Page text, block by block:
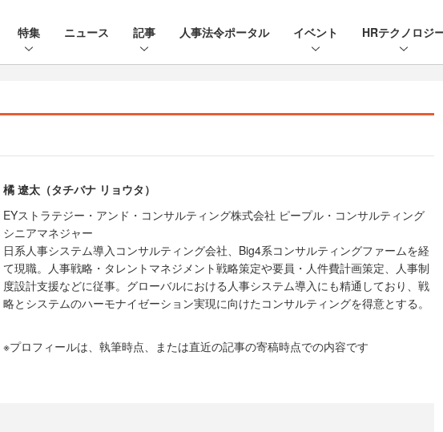
特集 ニュース 記事 人事法令ポータル イベント HRテクノロジ
橘 遼太（タチバナ リョウタ）
EYストラテジー・アンド・コンサルティング株式会社 ピープル・コンサルティング
シニアマネジャー
日系人事システム導入コンサルティング会社、Big4系コンサルティングファームを経
て現職。人事戦略・タレントマネジメント戦略策定や要員・人件費計画策定、人事制
度設計支援などに従事。グローバルにおける人事システム導入にも精通しており、戦
略とシステムのハーモナイゼーション実現に向けたコンサルティングを得意とする。
※プロフィールは、執筆時点、または直近の記事の寄稿時点での内容です